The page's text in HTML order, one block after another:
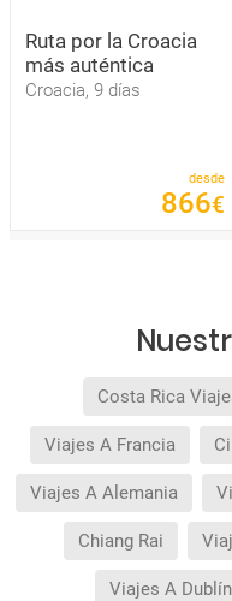
Ruta por la Croacia
más auténtica
Croacia, 9 días
desde
866€
Costa Rica
Viajes A Francia
Viajes A Alemania
Chiang Rai
Viajes A Dublín